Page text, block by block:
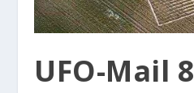
UFO-Mail 8